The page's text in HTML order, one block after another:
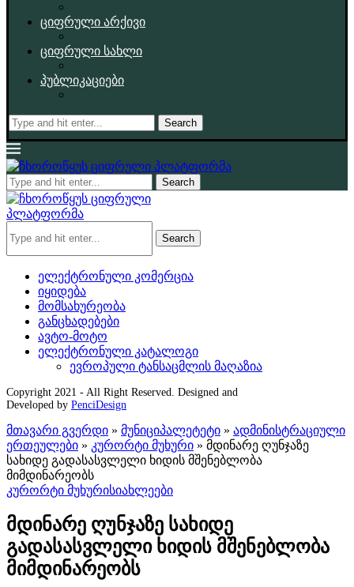
ციფრული არქივი
ციფრული სახლი
პუბლიკაციები
Search
Search
Search
ელექტრონული კომერცია
იყიდება
მომსახურეობა
განცხადებები
ავტო-მოტო
ელექტრონული კატალოგი
ევროპული ტანსაცმლის მაღაზია
Copyright 2021 - All Right Reserved. Designed and
Developed by PenciDesign
მთავარი გვერდი » მუნიციპალეტეტი » ადმინისტრაციული
ერთეულები » კურორტი მუხური » მდინარე ღუნჯაზე
სახიდე გადასასვლელი ხიდის მშენებლობა
მიმდინარეობს
კურორტი მუხურისიახლეები
მდინარე ღუნჯაზე სახიდე
გადასასვლელი ხიდის მშენებლობა
მიმდინარეობს